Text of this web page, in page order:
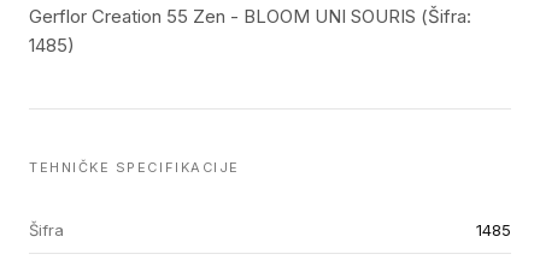
Gerflor Creation 55 Zen - BLOOM UNI SOURIS (Šifra:
1485)
TEHNIČKE SPECIFIKACIJE
Šifra 1485